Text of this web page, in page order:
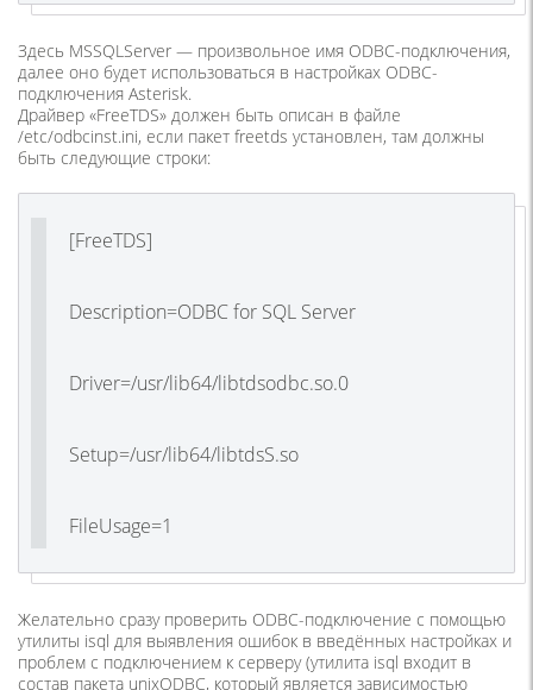
Здесь MSSQLServer — произвольное имя ODBC-подключения,
далее оно будет использоваться в настройках ODBC-
подключения Asterisk.
Драйвер «FreeTDS» должен быть описан в файле
/etc/odbcinst.ini, если пакет freetds установлен, там должны
быть следующие строки:
[FreeTDS]
Description=ODBC for SQL Server
Driver=/usr/lib64/libtdsodbc.so.0
Setup=/usr/lib64/libtdsS.so
FileUsage=1
Желательно сразу проверить ODBC-подключение с помощью
утилиты isql для выявления ошибок в введённых настройках и
проблем с подключением к серверу (утилита isql входит в
состав пакета unixODBC, который является зависимостью